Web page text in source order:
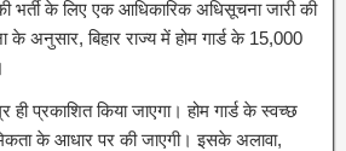
भर्ती के लिए एक आधिकारिक अधिसूचना जारी की
अनुसार, बिहार राज्य में होम गार्ड के 15,000
ही प्रकाशित किया जाएगा। होम गार्ड के स्वच्छ
के आधार पर की जाएगी। इसके अलावा,